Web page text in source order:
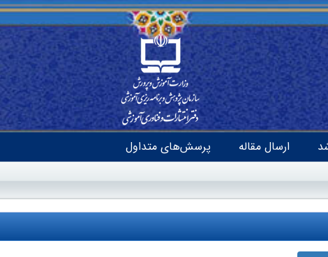
ارسال مقاله پرسش‌های متداول